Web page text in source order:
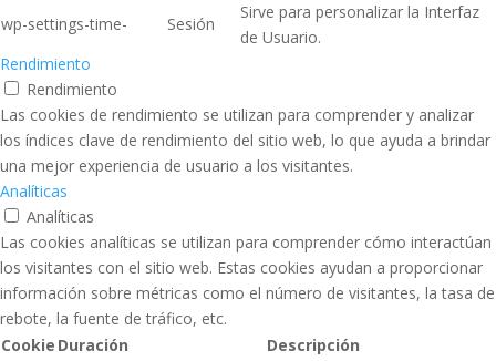
wp-settings-time-
Sesión
Sirve para personalizar la Interfaz
de Usuario.
Rendimiento
Rendimiento
Las cookies de rendimiento se utilizan para comprender y analizar
los índices clave de rendimiento del sitio web, lo que ayuda a brindar
una mejor experiencia de usuario a los visitantes.
Analíticas
Analíticas
Las cookies analíticas se utilizan para comprender cómo interactúan
los visitantes con el sitio web. Estas cookies ayudan a proporcionar
información sobre métricas como el número de visitantes, la tasa de
rebote, la fuente de tráfico, etc.
Cookie Duración
Descripción